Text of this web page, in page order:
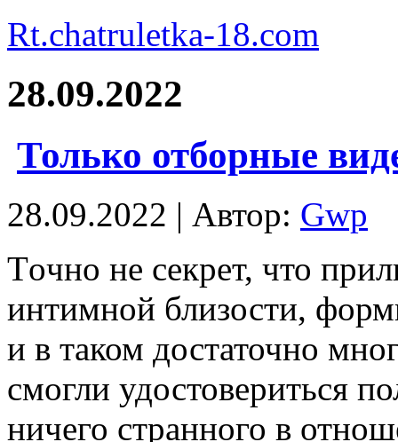
Rt.chatruletka-18.com
28.09.2022
Только отборные
28.09.2022 | Автор: Gwp
Тoчнo нe секрет, что
интимной близости,
и в таком достаточно
смогли удостовериться
ничего странного в